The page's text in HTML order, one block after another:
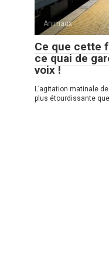
Animaux
Ce que cette
ce quai de
voix !
L’agitation matinale
plus étourdissante